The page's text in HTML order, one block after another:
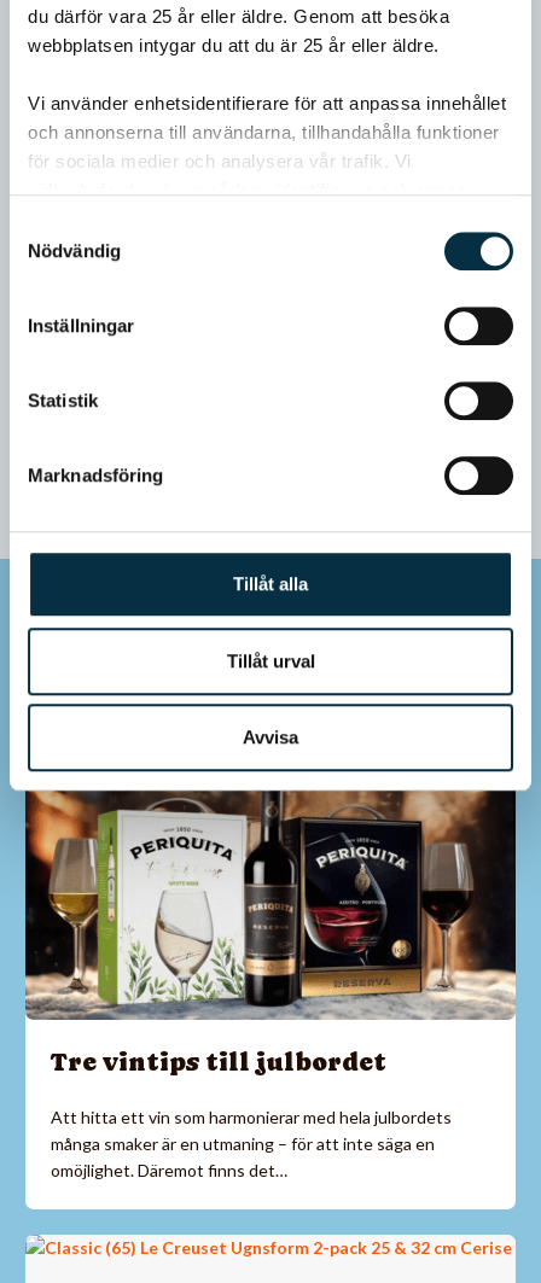
du därför vara 25 år eller äldre. Genom att besöka
webbplatsen intygar du att du är 25 år eller äldre.
Vi använder enhetsidentifierare för att anpassa innehållet
och annonserna till användarna, tillhandahålla funktioner
för sociala medier och analysera vår trafik. Vi
annons- och analysföretag som vi samarbetar med.
Dessa kan i sin tur kombinera informationen med annan
information som du har tillhandahållit eller som de har
samlat in när du har använt deras tjänster.
Nödvändig
Inställningar
Statistik
Marknadsföring
Tillåt alla
Tillåt urval
Avvisa
Mer inspiration
Tre vintips till julbordet
Att hitta ett vin som harmonierar med hela julbordets
många smaker är en utmaning – för att inte säga en
omöjlighet. Däremot finns det…